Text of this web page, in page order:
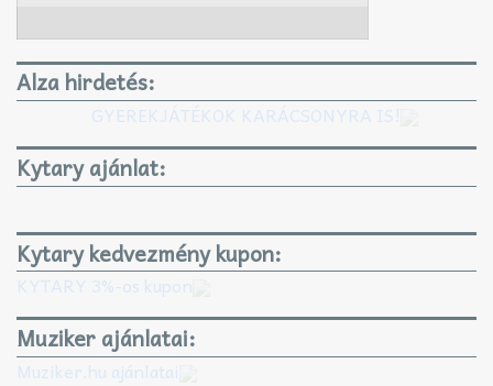
Alza hirdetés:
GYEREKJÁTÉKOK KARÁCSONYRA IS!
Kytary ajánlat:
Kytary kedvezmény kupon:
KYTARY 3%-os kupon
Muziker ajánlatai:
Muziker.hu ajánlatai